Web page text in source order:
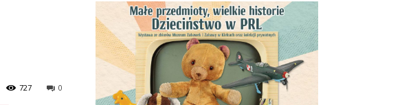
0
727